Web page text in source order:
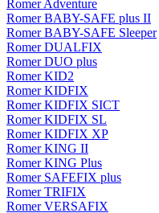
Romer Adventure
Romer BABY-SAFE plus II
Romer BABY-SAFE Sleeper
Romer DUALFIX
Romer DUO plus
Romer KID2
Romer KIDFIX
Romer KIDFIX SICT
Romer KIDFIX SL
Romer KIDFIX XP
Romer KING II
Romer KING Plus
Romer SAFEFIX plus
Romer TRIFIX
Romer VERSAFIX